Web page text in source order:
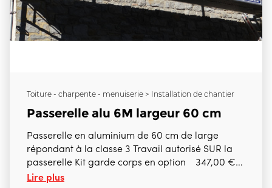
Toiture - charpente - menuiserie > Installation de chantier
Passerelle alu 6M largeur 60 cm
Passerelle en aluminium de 60 cm de large
répondant à la classe 3 Travail autorisé SUR la
passerelle Kit garde corps en option 347,00 €
htva
Lire plus